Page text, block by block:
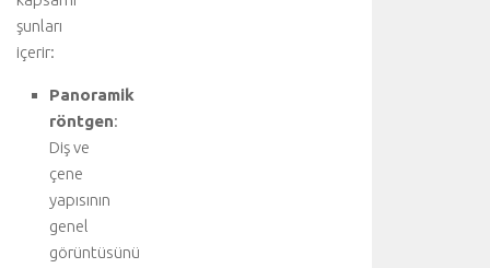
şunları
içerir:
Panoramik
röntgen:
Diş ve
çene
yapısının
genel
görüntüsünü